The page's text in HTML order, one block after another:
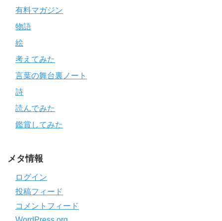
有料マガジン
物語
絵
考えてみた
言葉の舞台裏ノート
詩
読んでみた
鑑賞してみた
メタ情報
ログイン
投稿フィード
コメントフィード